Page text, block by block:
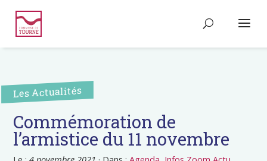
Les Actualités
Commémoration de
l’armistice du 11 novembre